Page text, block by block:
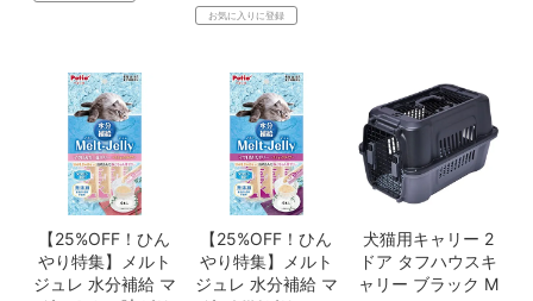
お気に入りに登録
【25%OFF！ひん
やり特集】メルト
ジュレ 水分補給 マ
【25%OFF！ひん
やり特集】メルト
ジュレ 水分補給 マ
犬猫用キャリー 2
ドア タフハウスキ
ャリー ブラック M